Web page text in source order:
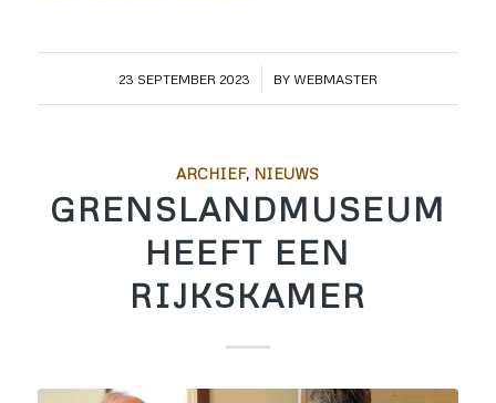
23 SEPTEMBER 2023
/ BY WEBMASTER
ARCHIEF, NIEUWS
GRENSLANDMUSEUM
HEEFT EEN
RIJKSKAMER